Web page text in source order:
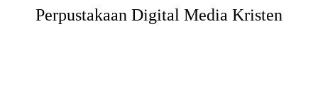
Perpustakaan Digital Media Kristen